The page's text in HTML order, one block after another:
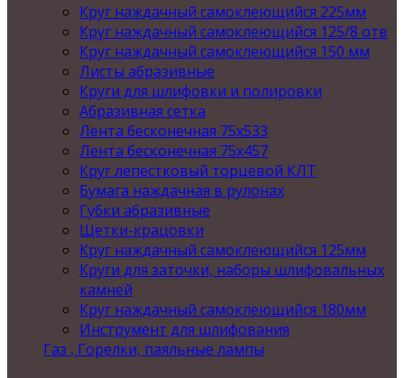
Круг наждачный самоклеющийся 225мм
Круг наждачный самоклеющийся 125/8 отв
Круг наждачный самоклеющийся 150 мм
Листы абразивные
Круги для шлифовки и полировки
Абразивная сетка
Лента бесконечная 75х533
Лента бесконечная 75х457
Круг лепестковый торцевой КЛТ
Бумага наждачная в рулонах
Губки абразивные
Щетки-крацовки
Круг наждачный самоклеющийся 125мм
Круги для заточки, наборы шлифовальных
камней
Круг наждачный самоклеющийся 180мм
Инструмент для шлифования
Газ , Горелки, паяльные лампы